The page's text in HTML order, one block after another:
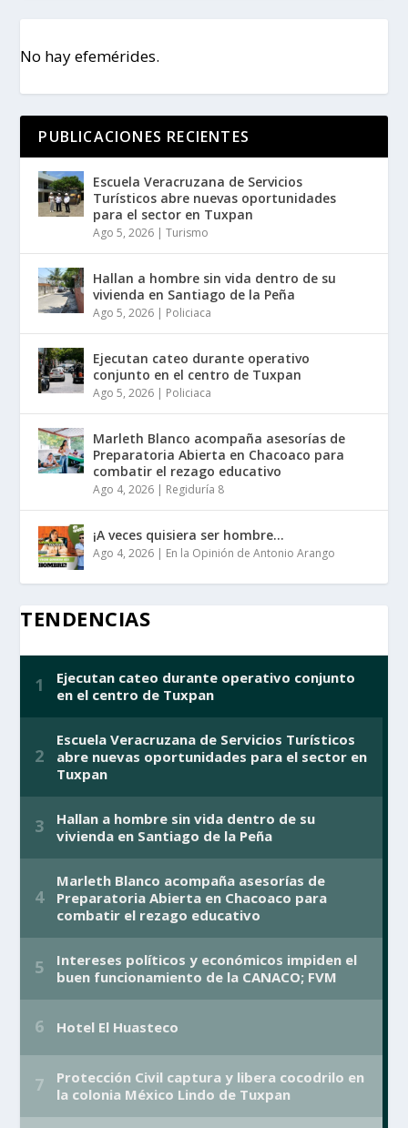
No hay efemérides.
PUBLICACIONES RECIENTES
Escuela Veracruzana de Servicios
Turísticos abre nuevas oportunidades
para el sector en Tuxpan
Ago 5, 2026 |Turismo
Hallan a hombre sin vida dentro de su
vivienda en Santiago de la Peña
Ago 5, 2026 | Policiaca
Ejecutan cateo durante operativo
conjunto en el centro de Tuxpan
Ago 5, 2026 | Policiaca
Marleth Blanco acompaña asesorías de
Preparatoria Abierta en Chacoaco para
combatir el rezago educativo
Ago 4, 2026 | Regiduría 8
¡A veces quisiera ser hombre…
Ago 4, 2026 | En la Opinión de Antonio Arango
TENDENCIAS